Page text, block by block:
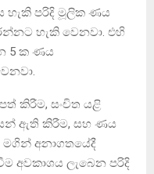
හැකි පරිදි මූලික ණය
හැකි වෙනවා. එහි
5 ක ණය
කිරීම, සංචිත යළි
ඇති කිරීම, සහ ණය
මගින් අනාගතයේදී
අවකාශය ලැබෙන පරිදි